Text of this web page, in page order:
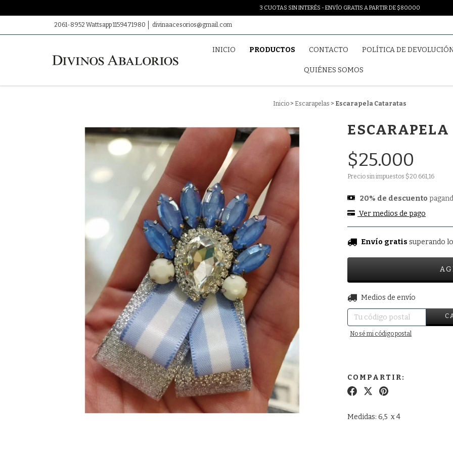
3 CUOTAS SIN INTERÉS - ENVÍO GRATIS A PARTIR DE $80.000
2061-8952 Wattsapp 1159471980 divinaacesorios@gmail.com
INICIO PRODUCTOS CONTACTO POLÍTICA DE
QUIÉNES SOMOS
Inicio > Escarapelas > Escarapela Cataratas
$25.000
Precio sin impuestos $20.661,16
20% de descuento
Ver medios de pago
Envío gratis superando
Entregas para el CP:
Medios de envío
No sé mi código postal
COMPARTIR:
Medidas: 6,5 x 4